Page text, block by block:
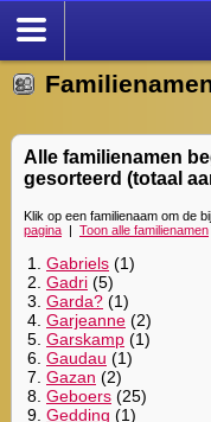
Alle familienamen
gesorteerd (totaal
Klik op een familienaam om de
pagina | Toon alle familienamen
1. Gabriels (1)
2. Gadri (5)
3. Garda? (1)
4. Garjeanne (2)
5. Garskamp (1)
6. Gaudau (1)
7. Gazan (2)
8. Geboers (25)
9. Gedding (1)